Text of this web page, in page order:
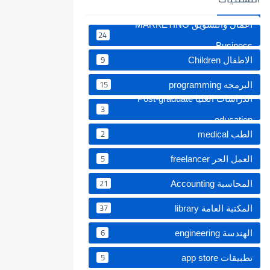
اعمال والتسويق MARKETING
Business
24
الاطفال Children 9
البرمجه programming 15
الدراسات العليا Post-graduate
education ‏
3
الطب medical 2
العمل الحر freelancer 5
المحاسبة Accounting 21
المكتبة العامة library 37
الهندسة engineering 6
تطبيقات app store 5